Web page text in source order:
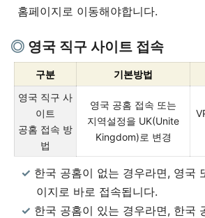
홈페이지로 이동해야합니다.
영국 직구 사이트 접속
구분 기본방법
영국 직구 사
이트
공홈 접속 방
법
영국 공홈 접속 또는
지역설정을 UK(Unite
Kingdom)로 변경
한국 공홈이 없는 경우라면, 영국
이지로 바로 접속됩니다.
한국 공홈이 있는 경우라면, 한국